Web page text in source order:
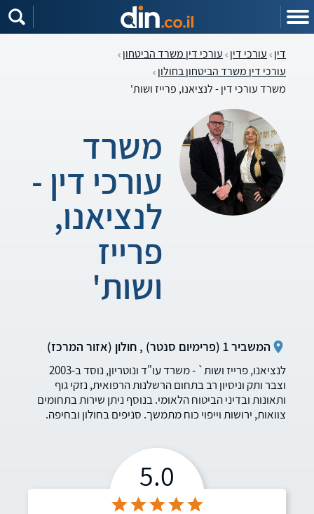
דין עורכי דין עורכי דין משרד הביטחון
עורכי דין משרד הביטחון בחולון
משרד עורכי דין - לנציאנו, פרייז ושות'
משרד
עורכי דין -
לנציאנו,
פרייז
ושות'
המשביר 1 (פרימיום סנטר) , חולון (אזור המרכז)
לנציאנו, פרייז ושות` - משרד עו"ד ונוטריון, נוסד ב-2003
וצבר ותק וניסיון רב בתחום הרשלנות הרפואית, נזקי גוף
ותאונות ובדיני הביטוח הלאומי. בנוסף ניתן שירות בתחומים
צוואות, ירושות וייפוי כוח מתמשך. סניפים בחולון ובחיפה.
5.0